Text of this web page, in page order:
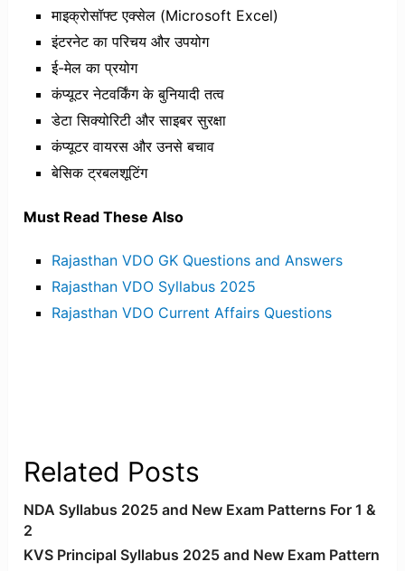
माइक्रोसॉफ्ट एक्सेल (Microsoft Excel)
इंटरनेट का परिचय और उपयोग
ई-मेल का प्रयोग
कंप्यूटर नेटवर्किंग के बुनियादी तत्व
डेटा सिक्योरिटी और साइबर सुरक्षा
कंप्यूटर वायरस और उनसे बचाव
बेसिक ट्रबलशूटिंग
Must Read These Also
Rajasthan VDO GK Questions and Answers
Rajasthan VDO Syllabus 2025
Rajasthan VDO Current Affairs Questions
Related Posts
NDA Syllabus 2025 and New Exam Patterns For 1 &
2
KVS Principal Syllabus 2025 and New Exam Pattern